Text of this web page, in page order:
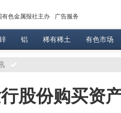
有色金属报社主办 广告服务
铝 稀有稀土 有色市场
股份购买资